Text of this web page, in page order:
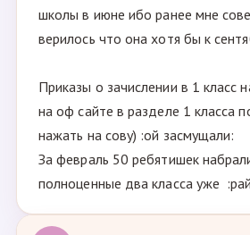
школы в июне ибо ранее мне
верилось что она хотя бы к
Приказы о зачислении в 1 класс
на оф сайте в разделе 1 класса
нажать на сову) :ой засмущали:
За февраль 50 ребятишек
полноценные два класса уже